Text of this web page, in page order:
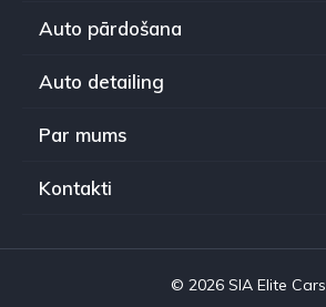
Auto pārdošana
Auto detailing
Par mums
Kontakti
© 2026 SIA Elite Cars